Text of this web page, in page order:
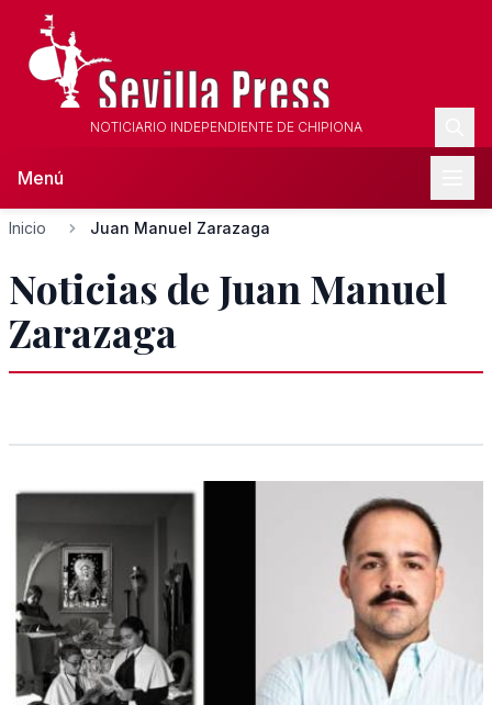
NOTICIARIO INDEPENDIENTE DE CHIPIONA
Menú
Inicio Juan Manuel Zarazaga
Noticias de Juan Manuel
Zarazaga